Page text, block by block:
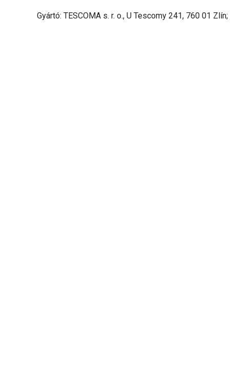
Gyártó: TESCOMA s. r. o., U Tescomy 241, 760 01 Zlín;